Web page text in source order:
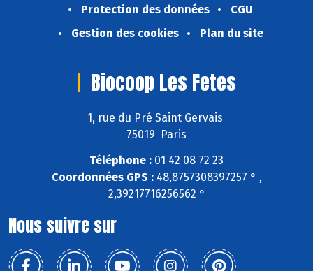
Protection des données
CGU
Gestion des cookies
Plan du site
Biocoop Les Fetes
1, rue du Pré Saint Gervais
75019 Paris
Téléphone : 01 42 08 72 23
Coordonnées GPS :48,8757308397257 ° ,
2,39217716256562 °
Nous suivre sur